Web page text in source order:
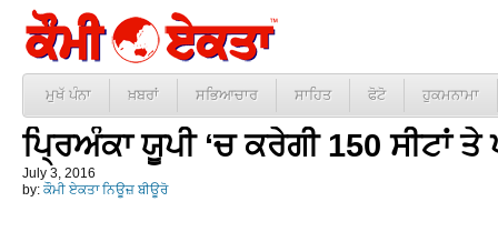
ਮੁਖੱ ਪੰਨਾ ਖ਼ਬਰਾਂ ਸਭਿਆਚਾਰ ਸਾਹਿਤ ਫੋਟੋ ਹੁਕਮਨਾਮਾ
ਪ੍ਰਿਅੰਕਾ ਯੂਪੀ ‘ਚ ਕਰੇਗੀ 150 ਸੀਟਾਂ ਤੇ
July 3, 2016
by: ਕੌਮੀ ਏਕਤਾ ਨਿਊਜ਼ ਬੀਊਰੋ